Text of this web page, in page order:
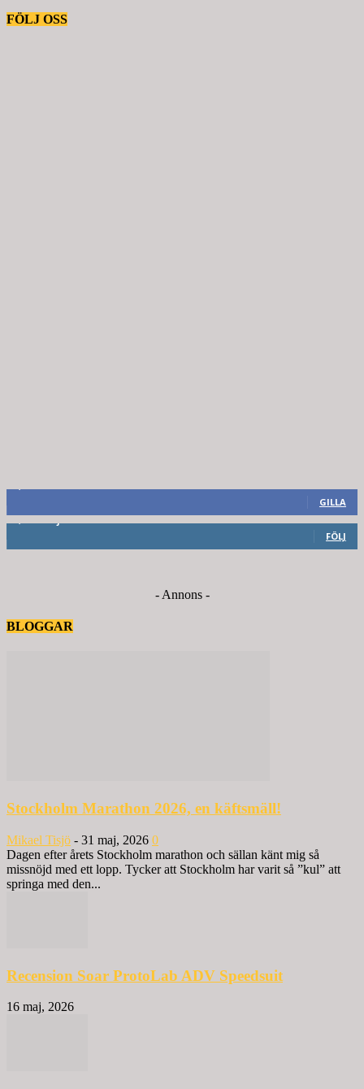
FÖLJ OSS
GILLA
FÖLJ
- Annons -
BLOGGAR
Stockholm Marathon 2026, en käftsmäll!
Mikael Tisjö - 31 maj, 2026 0
Dagen efter årets Stockholm marathon och sällan känt mig så
missnöjd med ett lopp. Tycker att Stockholm har varit så ”kul” att
springa med den...
Recension Soar ProtoLab ADV Speedsuit
16 maj, 2026